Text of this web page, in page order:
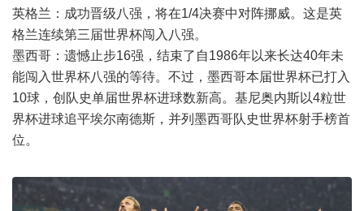
英格兰：成功晋级八强，将在1/4决赛中对阵挪威。这是英
格兰连续第三届世界杯闯入八强。
墨西哥：遗憾止步16强，结束了自1986年以来长达40年未
能闯入世界杯八强的等待。不过，墨西哥本届世界杯已打入
10球，创队史单届世界杯进球数新高。基尼奥内斯以4粒世
界杯进球追平埃尔南德斯，并列墨西哥队史世界杯射手榜首
位。